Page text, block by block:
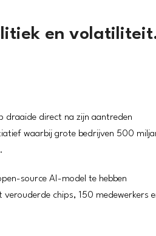
en
draaide direct na zijn aantreden
waarbij grote bedrijven 500
source AI-model te hebben
chips, 150 medewerkers